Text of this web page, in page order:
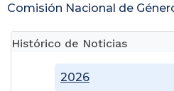
Comisión Nacional de
Histórico de Noticias
2026